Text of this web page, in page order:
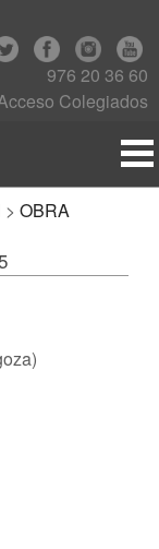
976 20 36 60
Colegiados
> OBRA